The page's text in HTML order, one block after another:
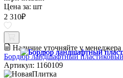
Цена за: шт
2 310₽
Наличие уточняйте у менеджера
Бордюр ландшафтный
Артикул: 1160109